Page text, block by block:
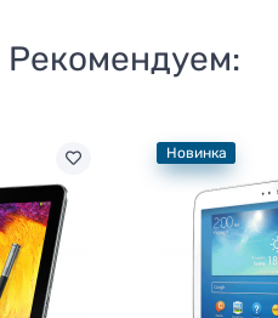
Рекомендуем:
Новинка